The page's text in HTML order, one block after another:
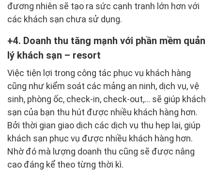
đương nhiên sẽ tạo ra sức cạnh tranh lớn hơn với
các khách sạn chưa sử dụng.
4. Doanh thu tăng mạnh với phần mềm quản
lý khách sạn – resort
Việc tiện lợi trong công tác phục vụ khách hàng
cũng như kiểm soát các mảng an ninh, dịch vụ, vệ
sinh, phòng ốc, check-in, check-out,… sẽ giúp khách
sạn của bạn thu hút được nhiều khách hàng hơn.
Bởi thời gian giao dịch các dịch vụ thu hẹp lại, giúp
khách sạn phục vụ được nhiều khách hàng hơn.
Nhờ đó mà lượng doanh thu cũng sẽ được nâng
cao đáng kể theo từng thời kì.